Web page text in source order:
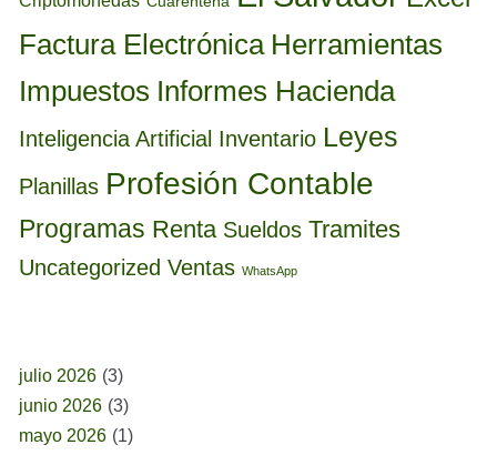
Factura Electrónica Herramientas
Impuestos Informes Hacienda
Inteligencia Artificial Inventario Leyes
Planillas Profesión Contable
Programas Renta Sueldos Tramites
Uncategorized Ventas WhatsApp
julio 2026 (3)
junio 2026 (3)
mayo 2026 (1)